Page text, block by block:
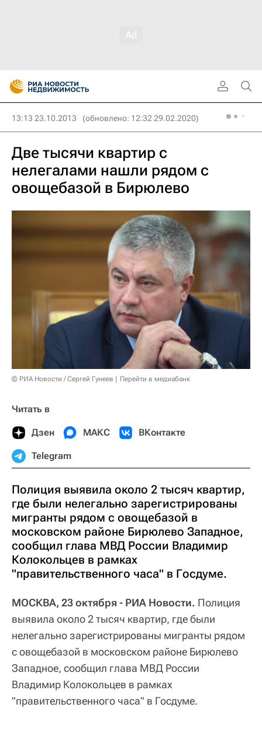
13:13 23.10.2013 (обновлено: 12:32 29.02.2020)
Две тысячи квартир с
нелегалами нашли рядом с
овощебазой в Бирюлево
© РИА Новости / Сергей Гунеев Перейти в медиабанк
Читать в
Дзен МАКС ВКонтакте
Telegram
Полиция выявила около 2 тысяч квартир,
где были нелегально зарегистрированы
мигранты рядом с овощебазой в
московском районе Бирюлево Западное,
сообщил глава МВД России Владимир
Колокольцев в рамках
"правительственного часа" в Госдуме.
МОСКВА, 23 октября - РИА Новости. Полиция
выявила около 2 тысяч квартир, где были
нелегально зарегистрированы мигранты рядом
с овощебазой в московском районе Бирюлево
Западное, сообщил глава МВД России
Владимир Колокольцев в рамках
"правительственного часа" в Госдуме.